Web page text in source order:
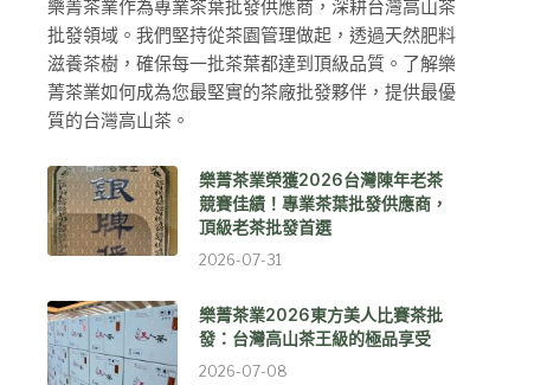
樂菁茶業作為專業茶葉批發供應商，深耕台灣高山茶
批發領域。我們堅持從茶園管理做起，透過天然肥料
滋養茶樹，確保每一批茶葉都達到頂級品質。了解樂
菁茶業如何成為您最堅實的茶廠批發夥伴，提供最優
質的台灣高山茶。
樂菁茶業榮獲2026台灣陳年老茶
競賽佳績！專業茶葉批發供應商，
頂級老茶批發首選
2026-07-31
樂菁茶業2026東方美人比賽茶批
發：台灣高山茶王級的極品享受
2026-07-08